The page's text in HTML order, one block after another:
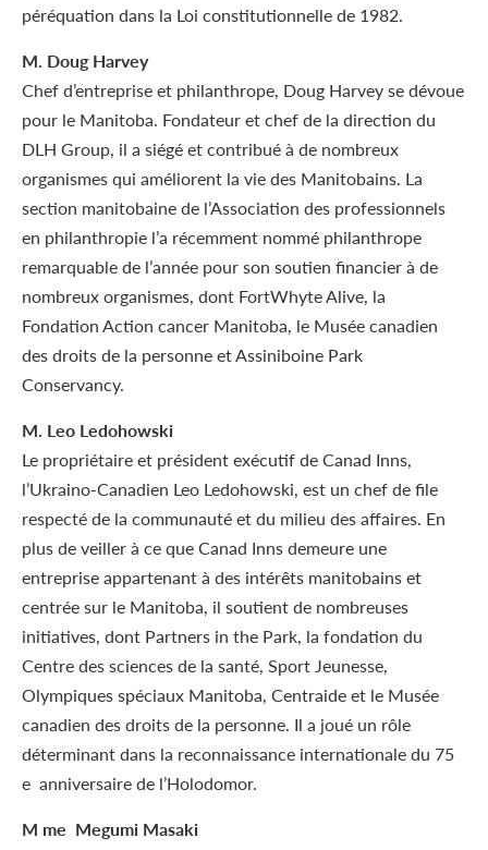
péréquation dans la Loi constitutionnelle de 1982.
M. Doug Harvey
Chef d’entreprise et philanthrope, Doug Harvey se dévoue
pour le Manitoba. Fondateur et chef de la direction du
DLH Group, il a siégé et contribué à de nombreux
organismes qui améliorent la vie des Manitobains. La
section manitobaine de l’Association des professionnels
en philanthropie l’a récemment nommé philanthrope
remarquable de l’année pour son soutien financier à de
nombreux organismes, dont FortWhyte Alive, la
Fondation Action cancer Manitoba, le Musée canadien
des droits de la personne et Assiniboine Park
Conservancy.
M. Leo Ledohowski
Le propriétaire et président exécutif de Canad Inns,
l’Ukraino-Canadien Leo Ledohowski, est un chef de file
respecté de la communauté et du milieu des affaires. En
plus de veiller à ce que Canad Inns demeure une
entreprise appartenant à des intérêts manitobains et
centrée sur le Manitoba, il soutient de nombreuses
initiatives, dont Partners in the Park, la fondation du
Centre des sciences de la santé, Sport Jeunesse,
Olympiques spéciaux Manitoba, Centraide et le Musée
canadien des droits de la personne. Il a joué un rôle
déterminant dans la reconnaissance internationale du 75
e anniversaire de l’Holodomor.
M me Megumi Masaki